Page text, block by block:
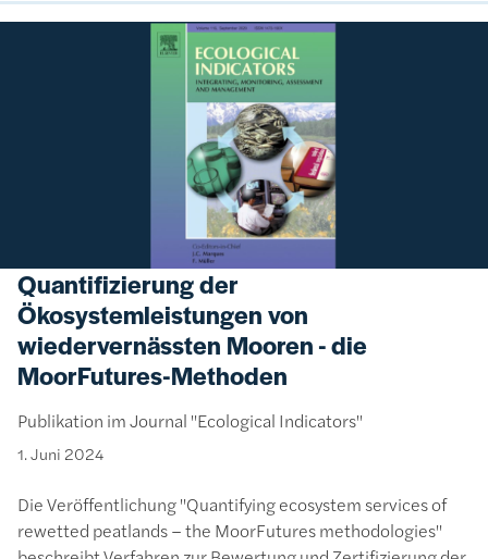
Quantifizierung der
Ökosystemleistungen von
wiedervernässten Mooren - die
MoorFutures-Methoden
Publikation im Journal "Ecological Indicators"
1. Juni 2024
Die Veröffentlichung "Quantifying ecosystem services of
rewetted peatlands – the MoorFutures methodologies"